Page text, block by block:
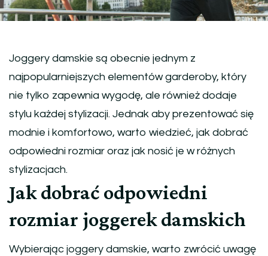
Joggery damskie są obecnie jednym z
najpopularniejszych elementów garderoby, który
nie tylko zapewnia wygodę, ale również dodaje
stylu każdej stylizacji. Jednak aby prezentować się
modnie i komfortowo, warto wiedzieć, jak dobrać
odpowiedni rozmiar oraz jak nosić je w różnych
stylizacjach.
Jak dobrać odpowiedni
rozmiar joggerek damskich
Wybierając joggery damskie, warto zwrócić uwagę